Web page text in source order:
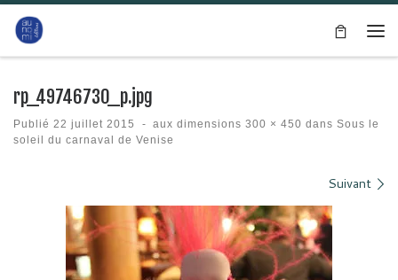
Passer au contenu
rp_49746730_p.jpg
Publié 22 juillet 2015 - aux dimensions 300 × 450 dans Sous le
soleil du carnaval de Venise
Suivant